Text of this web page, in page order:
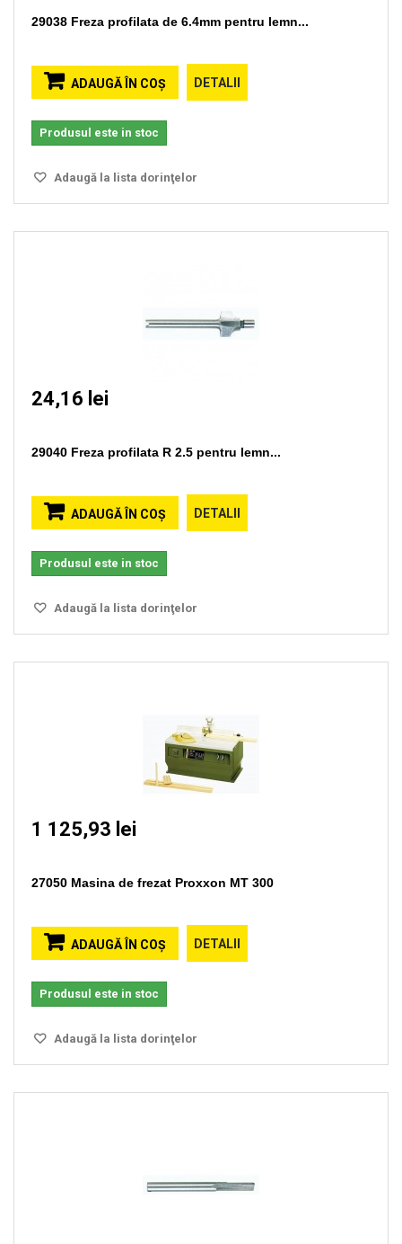
29038 Freza profilata de 6.4mm pentru lemn...
ADAUGĂ ÎN COŞ DETALII
Produsul este in stoc
Adaugă la lista dorinţelor
24,16 lei
29040 Freza profilata R 2.5 pentru lemn...
ADAUGĂ ÎN COŞ DETALII
Produsul este in stoc
Adaugă la lista dorinţelor
1 125,93 lei
27050 Masina de frezat Proxxon MT 300
ADAUGĂ ÎN COŞ DETALII
Produsul este in stoc
Adaugă la lista dorinţelor